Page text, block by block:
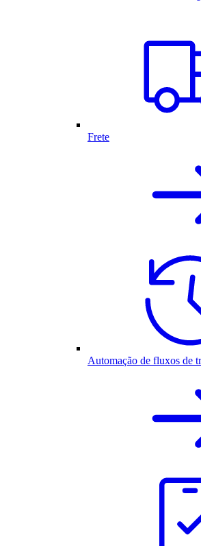
Frete
Automação de fluxos de